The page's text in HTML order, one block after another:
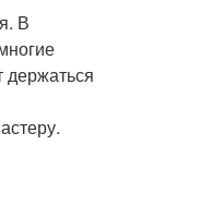
В
держаться